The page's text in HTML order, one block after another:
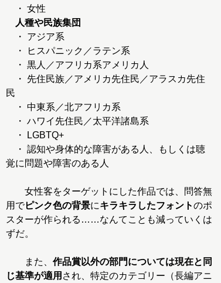
・ 女性
人種や民族集団
・ アジア系
・ ヒスパニック／ラテン系
・ 黒人／アフリカ系アメリカ人
・ 先住民族／アメリカ先住民／アラスカ先住
民
・ 中東系／北アフリカ系
・ ハワイ先住民／太平洋諸島系
・ LGBTQ+
・ 認知や身体的な障害がある人、もしくは聴
覚に問題や障害のある人
女性客をターゲットにした作品では、問答無
用でピンク色の背景にキラキラしたフォントのポ
スターが作られる……なんてことも減っていくは
ずだ。
また、 作品賞以外の部門については現在と同
じ基準が適用 され、特定のカテゴリー（長編アニ